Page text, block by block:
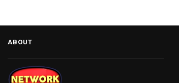
ABOUT